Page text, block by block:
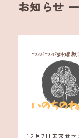
お知らせ
12月7日未来食セ